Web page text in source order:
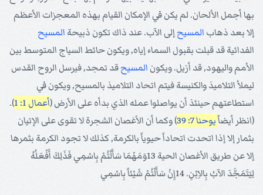
بها أجمل الألحان. لم يكن في الإمكان القيام بهذه المعجزات الأعظم
إلا بعد ذهاب المسيحإلى الآب. عند ذاك تكون ذبيحة المسيح
الفدائية قد قبلت بقبول السماء إياه, ويكون حائط السياج المتوسط بين
الأمم واليهود, قد أزيل. ويكون المسيحقد تمجد, فيرسل الروح القدس
ليملأ التلاميذ والكنيسة فيتم اتحاد التلاميذ بالمسيح, ويكون في
استطاعتهم حينئذ أن يواصلوا عمله الذي بدأه على الأرض (أعمال 1: 1
).
(انظر أيضاًيوحنا 7: 39
) وكما أن الأغصان الشجرة لا تقوى على الإتيان
بثمار إلا إذا اتحدت اتحاداً حيوياً بالكرمة, كذلك لا تجود الكرمة بثمرها
إلا عن طريق الأغصان الحية 13وَمَهْمَا سَأَلْتُمْ بِاسْمِي فَذَلِكَ أَفْعَلُهُ
لِيَتَمَجَّدَ الآبُ بِالاِبْنِ. 14إِنْ سَأَلْتُمْ شَيْئاً بِاسْمِي